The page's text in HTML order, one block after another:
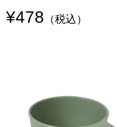
¥478 （税込）